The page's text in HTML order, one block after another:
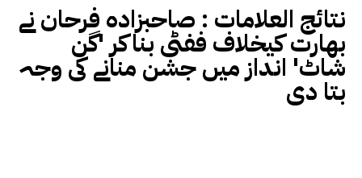
نتائج العلامات : صاحبزادہ فرحان نے
بھارت کیخلاف ففٹی بناکر 'گن
شاٹ' انداز میں جشن منانے کی وجہ
بتا دی